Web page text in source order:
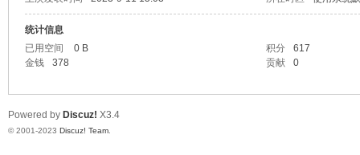
社
统计信息
已用空间
0 B 积分
617
金钱
378 贡献 0
Powered by Discuz! X3.4
© 2001-2023 Discuz! Team